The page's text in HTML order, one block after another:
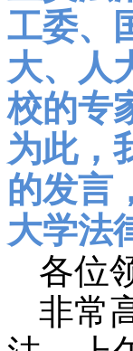
工委、
大、人
校的专
为此，
的发言
大学法
各位
非常